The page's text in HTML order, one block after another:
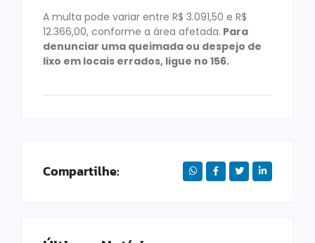
A multa pode variar entre R$ 3.091,50 e R$
12.366,00, conforme a área afetada. Para
denunciar uma queimada ou despejo de
lixo em locais errados, ligue no 156.
Compartilhe: